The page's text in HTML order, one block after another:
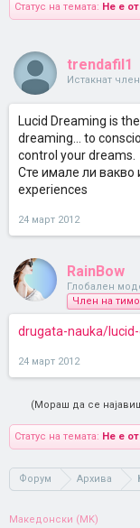
Статус на темата: Не е
trendafil1
Истакнат член
Lucid Dreaming is
dreaming... to
control your dreams.
Сте имале ли вакво
experiences
24 март 2012
RainBow
Глобален
Член на
drugata-nauka/
24 март 2012
(Мораш да се
Статус на темата: Не е
Форум Архива
Македонски (MK)